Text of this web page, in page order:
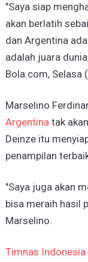
"Saya siap
akan berlatih
dan Argentina
adalah juara
Bola.com,
Marselino
Argentinatak
Deinze itu
penampilan
"Saya juga akan
bisa meraih hasil
Marselino.
Timnas Indonesia